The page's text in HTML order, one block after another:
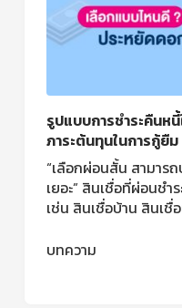
รูปแบบการชำระคืนห
ภาระต้นทุนในการกู้ยืม
“เลือกผ่อนสั้น สามาร
เยอะ” สินเชื่อที่ผ่อนชำ
เช่น สินเชื่อบ้าน สินเชื่
สัญญาเพิ่มขึ้น
บทความ